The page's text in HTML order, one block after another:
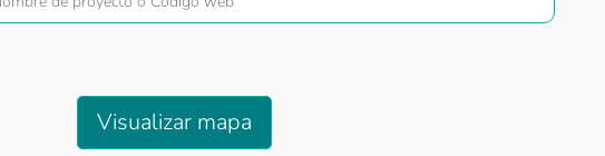
Visualizar mapa